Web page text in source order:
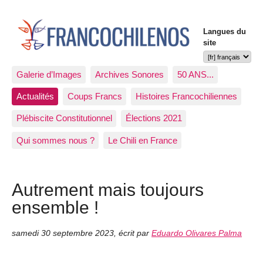
Langues du
site
Galerie d’Images Archives Sonores 50 ANS...
Actualités Coups Francs Histoires Francochiliennes
Plébiscite Constitutionnel Élections 2021
Qui sommes nous ? Le Chili en France
Autrement mais toujours
ensemble !
samedi 30 septembre 2023, écrit par Eduardo Olivares Palma